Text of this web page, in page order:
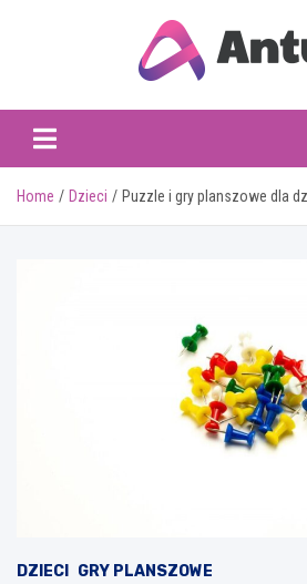
Home Dzieci Puzzle i gry planszowe dla
DZIECI
GRY PLANSZOWE